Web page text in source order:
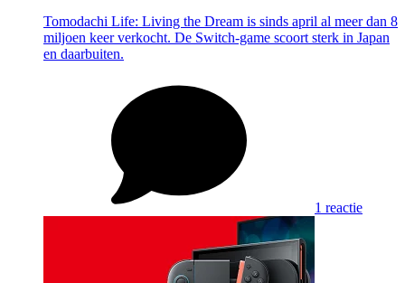
Tomodachi Life: Living the Dream is sinds april al meer dan 8
miljoen keer verkocht. De Switch-game scoort sterk in Japan
en daarbuiten.
1 reactie